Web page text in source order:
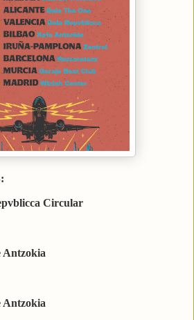
Circular
Antzokia
Antzokia